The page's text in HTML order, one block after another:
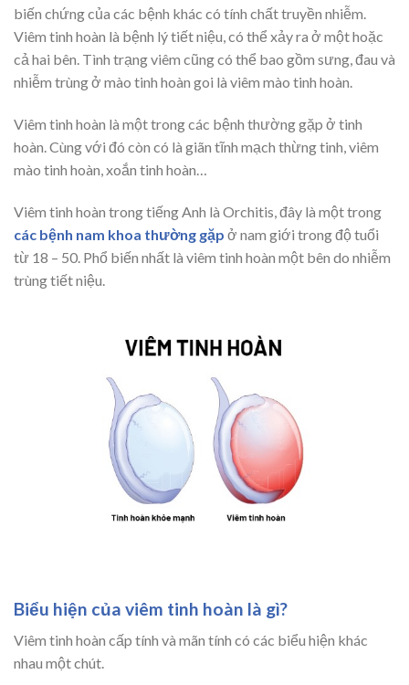
biến chứng của các bệnh khác có tính chất truyền nhiễm.
Viêm tinh hoàn là bệnh lý tiết niệu, có thể xảy ra ở một hoặc
cả hai bên. Tình trạng viêm cũng có thể bao gồm sưng, đau và
nhiễm trùng ở mào tinh hoàn goi là viêm mào tinh hoàn.
Viêm tinh hoàn là một trong các bệnh thường gặp ở tinh
hoàn. Cùng với đó còn có là giãn tĩnh mạch thừng tinh, viêm
mào tinh hoàn, xoắn tinh hoàn…
Viêm tinh hoàn trong tiếng Anh là Orchitis, đây là một trong
các bệnh nam khoa thường gặp ở nam giới trong độ tuổi
từ 18 – 50. Phổ biến nhất là viêm tinh hoàn một bên do nhiễm
trùng tiết niệu.
Biểu hiện của viêm tinh hoàn là gì?
Viêm tinh hoàn cấp tính và mãn tính có các biểu hiện khác
nhau một chút.